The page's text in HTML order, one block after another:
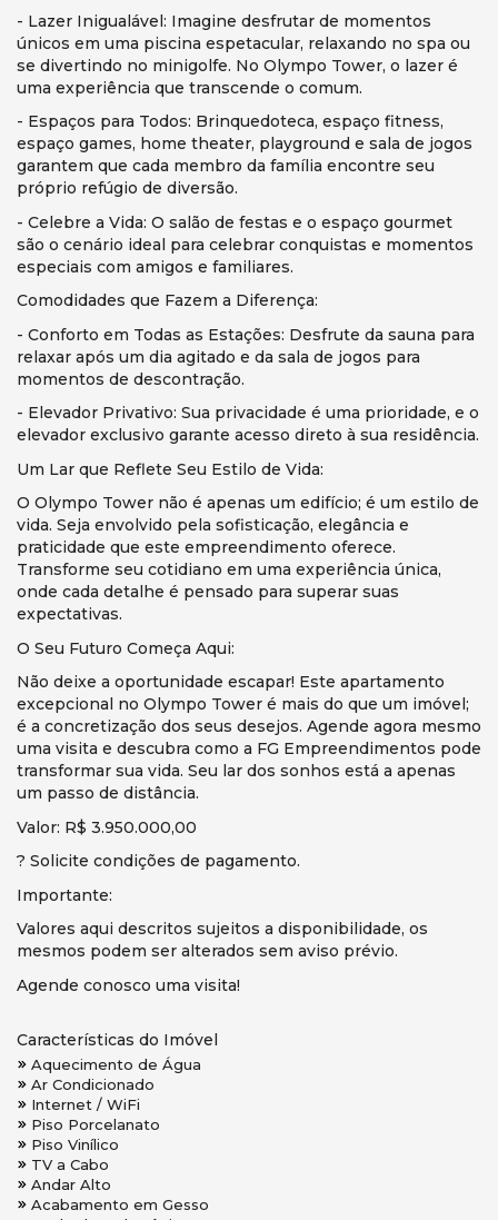
- Lazer Inigualável: Imagine desfrutar de momentos
únicos em uma piscina espetacular, relaxando no spa ou
se divertindo no minigolfe. No Olympo Tower, o lazer é
uma experiência que transcende o comum.
- Espaços para Todos: Brinquedoteca, espaço fitness,
espaço games, home theater, playground e sala de jogos
garantem que cada membro da família encontre seu
próprio refúgio de diversão.
- Celebre a Vida: O salão de festas e o espaço gourmet
são o cenário ideal para celebrar conquistas e momentos
especiais com amigos e familiares.
Comodidades que Fazem a Diferença:
- Conforto em Todas as Estações: Desfrute da sauna para
relaxar após um dia agitado e da sala de jogos para
momentos de descontração.
- Elevador Privativo: Sua privacidade é uma prioridade, e o
elevador exclusivo garante acesso direto à sua residência.
Um Lar que Reflete Seu Estilo de Vida:
O Olympo Tower não é apenas um edifício; é um estilo de
vida. Seja envolvido pela sofisticação, elegância e
praticidade que este empreendimento oferece.
Transforme seu cotidiano em uma experiência única,
onde cada detalhe é pensado para superar suas
expectativas.
O Seu Futuro Começa Aqui:
Não deixe a oportunidade escapar! Este apartamento
excepcional no Olympo Tower é mais do que um imóvel;
é a concretização dos seus desejos. Agende agora mesmo
uma visita e descubra como a FG Empreendimentos pode
transformar sua vida. Seu lar dos sonhos está a apenas
um passo de distância.
Valor: R$ 3.950.000,00
? Solicite condições de pagamento.
Importante:
Valores aqui descritos sujeitos a disponibilidade, os
mesmos podem ser alterados sem aviso prévio.
Agende conosco uma visita!
Características do Imóvel
Aquecimento de Água
Ar Condicionado
Internet / WiFi
Piso Porcelanato
Piso Vinílico
TV a Cabo
Andar Alto
Acabamento em Gesso